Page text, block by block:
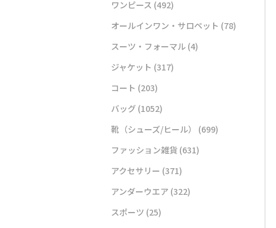
ワンピース (492)
オールインワン・サロペット (78)
スーツ・フォーマル (4)
ジャケット (317)
コート (203)
バッグ (1052)
靴（シューズ/ヒール）
(699)
ファッション雑貨 (631)
アクセサリー (371)
アンダーウエア (322)
スポーツ (25)